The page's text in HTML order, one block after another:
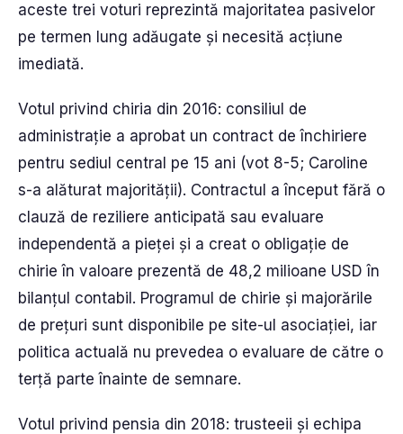
aceste trei voturi reprezintă majoritatea pasivelor
pe termen lung adăugate și necesită acțiune
imediată.
Votul privind chiria din 2016: consiliul de
administrație a aprobat un contract de închiriere
pentru sediul central pe 15 ani (vot 8-5; Caroline
s-a alăturat majorității). Contractul a început fără o
clauză de reziliere anticipată sau evaluare
independentă a pieței și a creat o obligație de
chirie în valoare prezentă de 48,2 milioane USD în
bilanțul contabil. Programul de chirie și majorările
de prețuri sunt disponibile pe site-ul asociației, iar
politica actuală nu prevedea o evaluare de către o
terță parte înainte de semnare.
Votul privind pensia din 2018: trusteeii și echipa